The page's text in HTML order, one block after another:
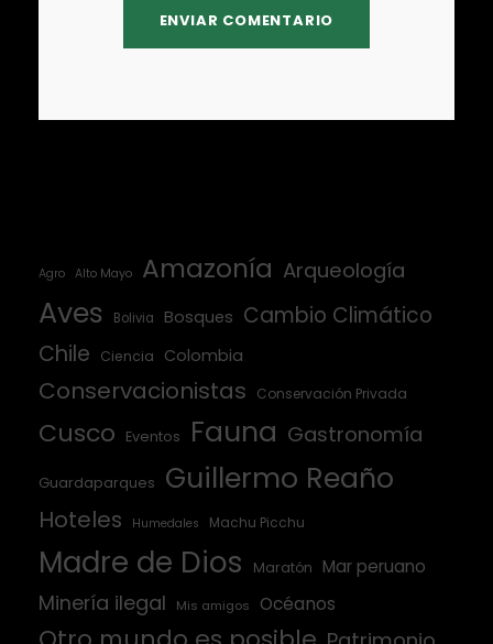
Agro Alto Mayo Amazonía Arqueología
Aves Bolivia Bosques Cambio Climático
Chile
Ciencia Colombia
Conservacionistas Conservación Privada
Cusco Eventos Fauna Gastronomía
Guardaparques Guillermo Reaño
Hoteles Humedales Machu Picchu
Madre de Dios Maratón Mar peruano
Minería ilegal Mis amigos Océanos